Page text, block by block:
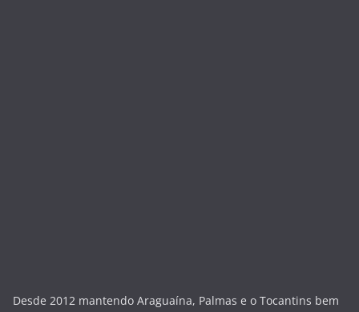
Desde 2012 mantendo Araguaína, Palmas e o Tocantins bem